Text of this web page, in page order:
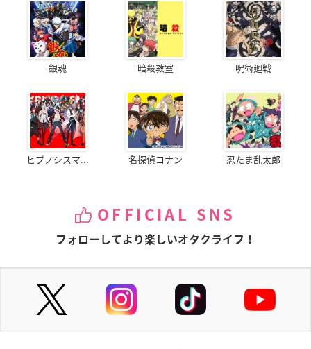
銀魂 暗殺教室 呪術廻戦
ヒプノシスマ... 名探偵コナン 忍たま乱太郎
OFFICIAL SNS
フォローしてより楽しいオタクライフ！